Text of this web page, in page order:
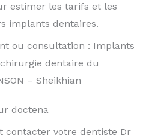
estimer les tarifs et les
implants dentaires.
ou consultation : Implants
dentaire du
– Sheikhian
doctena
contacter votre dentiste Dr